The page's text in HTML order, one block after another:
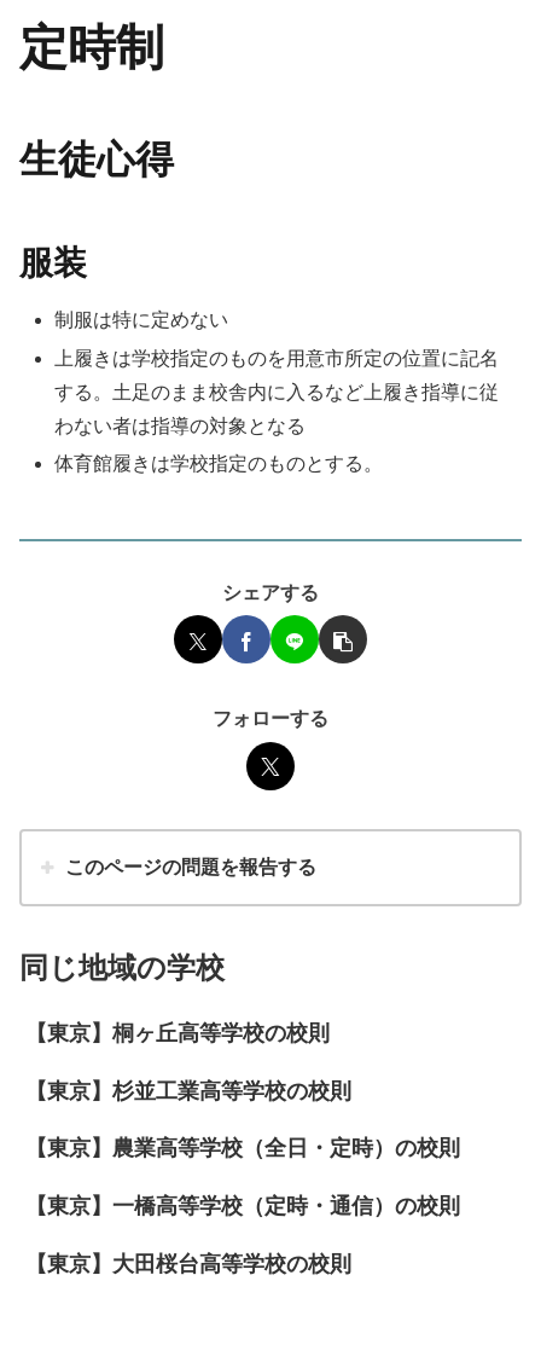
定時制
生徒心得
服装
制服は特に定めない
上履きは学校指定のものを用意市所定の位置に記名
する。土足のまま校舎内に入るなど上履き指導に従
わない者は指導の対象となる
体育館履きは学校指定のものとする。
シェアする
フォローする
このページの問題を報告する
同じ地域の学校
【東京】桐ヶ丘高等学校の校則
【東京】杉並工業高等学校の校則
【東京】農業高等学校（全日・定時）の校則
【東京】一橋高等学校（定時・通信）の校則
【東京】大田桜台高等学校の校則